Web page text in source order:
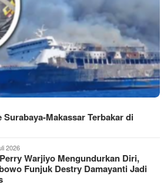
Makassar Terbakar di
2026
Warjiyo Mengundurkan Diri,
Funjuk Destry Damayanti Jadi